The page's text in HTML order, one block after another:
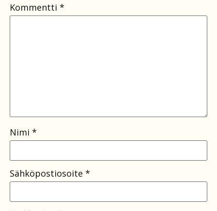
Kommentti *
Nimi *
Sähköpostiosoite *